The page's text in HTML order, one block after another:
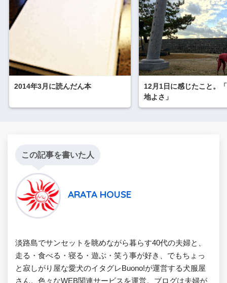
2014年3月に読んだん本
12月1日に感じたこと。
地よさ」
この記事を書いた人
ARATA HOUSE
淡路島でサンセットを眺めながら暮らす40代の夫婦と、
走る・食べる・寝る・遊ぶ・笑う事が好き、でもちょっ
と寂しがり屋な愛犬のイタグレBuono!が運営する犬服屋
さん。色々なWEB関連サービスを運営。ブログは夫婦が